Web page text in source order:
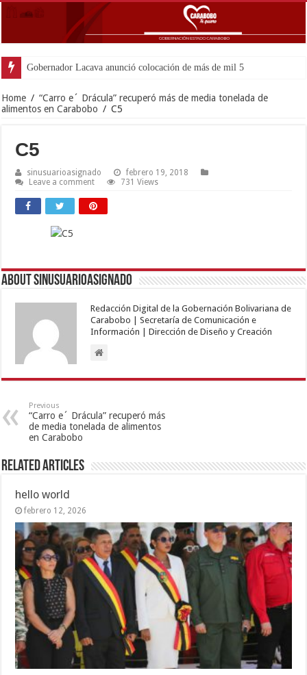
Home / “Carro e´ Drácula” recuperó más de media tonelada de
alimentos en Carabobo / C5
C5
sinusuarioasignado
febrero 19, 2018
Leave a comment
731 Views
About sinusuarioasignado
Redacción Digital de la Gobernación Bolivariana de
Carabobo | Secretaría de Comunicación e
Información | Dirección de Diseño y Creación
Previous
“Carro e´ Drácula” recuperó más
de media tonelada de alimentos
en Carabobo
Related Articles
hello world
febrero 12, 2026